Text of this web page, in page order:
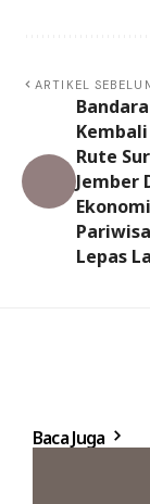
ARTIKEL
Rute
Jember
Lepas
Baca Juga